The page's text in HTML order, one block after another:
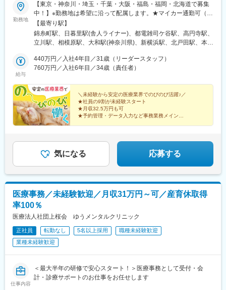
勤務地
【東京・神奈川・埼玉・千葉・大阪・福島・福岡・北海道で募集
中！】※勤務地は希望に沿って配属します。★マイカー通勤可（勤
務場所による）★受動喫煙対策：屋内全面禁煙★福岡は2026年9
月開院予定のオープニングスタッフ＜東京エリア＞錦糸町事業所
日暮里事業所池袋事業所高円寺事業所立川事業所＜神奈川エリア
大宮事業所川越事業所＜千葉エリア＞船橋事業所千葉事業所市川
事業所＜大阪エリア＞浪速事務所＜福島エリア＞郡山事業所＜福
白石区事業所西区事業所
【最寄り駅】
錦糸町駅、日暮里駅(舎人ライナー)、都電雑司ケ谷駅、高円寺駅、
立川駅、相模原駅、大和駅(神奈川県)、新横浜駅、北戸田駅、本川
陽ケ丘駅、博多駅、郡山駅(福島県)、北２４条駅、北広島駅、菊水
駅、宮の沢駅、日暮里駅、東池袋駅、新高円寺駅、立川南駅、川
札幌駅、西日暮里駅、鬼子母神前駅、栄町駅(千葉県)、国府台駅
給与
440万円／入社4年目／31歳（リーダースタッフ）
760万円／入社6年目／34歳（責任者）
＼未経験から安定の医療業界でのびのび活躍♪／
★社員の9割が未経験スタート
★月収32.5万円も可
★予約管理・データ入力など事務業務メイン
気になる 応募する
医療事務／未経験歓迎／月収31万円～可／産育休取得
率100％
医療法人社団上桜会 ゆうメンタルクリニック
正社員 転勤なし 5名以上採用
職種未経験歓迎
業種未経験歓迎
仕事内容
＜最大半年の研修で安心スタート！＞医療事務として受付・会
計・診療サポートのお仕事をお任せします